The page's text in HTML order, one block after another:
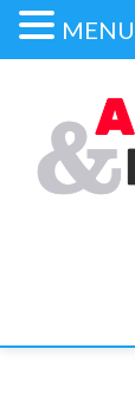
MENU